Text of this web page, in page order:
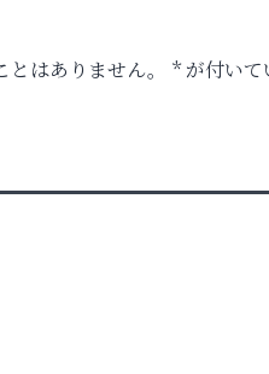
はありません。 *が付いて